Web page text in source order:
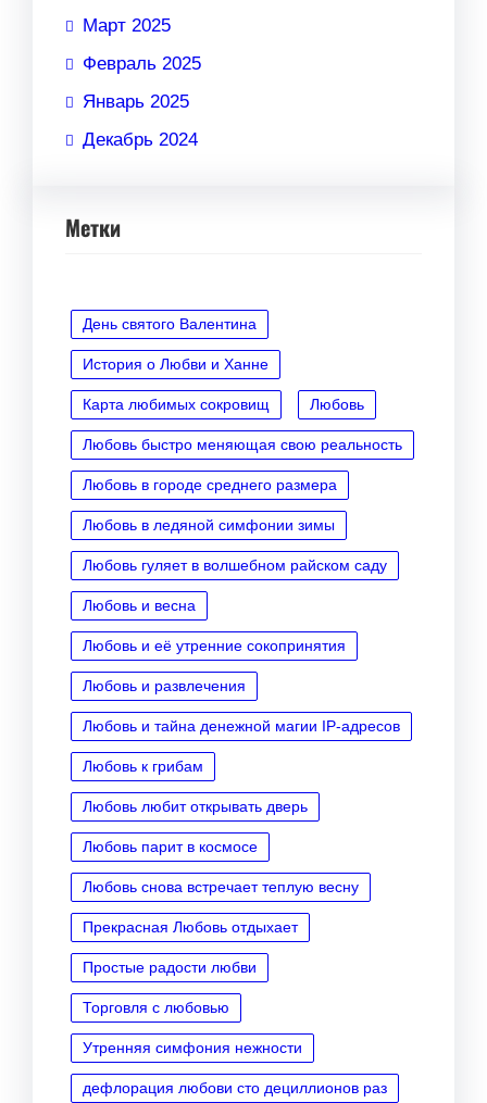
Март 2025
Февраль 2025
Январь 2025
Декабрь 2024
Метки
День святого Валентина
История о Любви и Ханне
Карта любимых сокровищ Любовь
Любовь быстро меняющая свою реальность
Любовь в городе среднего размера
Любовь в ледяной симфонии зимы
Любовь гуляет в волшебном райском саду
Любовь и весна
Любовь и её утренние сокопринятия
Любовь и развлечения
Любовь и тайна денежной магии IP‑адресов
Любовь к грибам
Любовь любит открывать дверь
Любовь парит в космосе
Любовь снова встречает теплую весну
Прекрасная Любовь отдыхает
Простые радости любви
Торговля с любовью
Утренняя симфония нежности
дефлорация любови сто дециллионов раз